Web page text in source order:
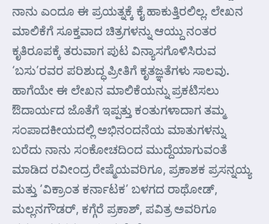
ನಾನು ಎಂದೂ ಈ ಪ್ರಯತ್ನಕ್ಕೆ ಕೈ ಹಾಕುತ್ತಿರಲಿಲ್ಲ. ಲೇಖನ
ಮಾಲಿಕೆಗೆ ಸೂಕ್ತವಾದ ಚಿತ್ರಗಳನ್ನು ಆಯ್ದು ನಂತರ
ಕೃತಿರೂಪಕ್ಕೆ ತರುವಾಗ ಪುಟ ವಿನ್ಯಾಸಗೊಳಿಸಿರುವ
‘ಬಸು’ರವರ ಪರಿಶುದ್ಧ ಪ್ರೀತಿಗೆ ಕೃತಜ್ಞತೆಗಳು ಸಾಲವು.
ಹಾಗೆಯೇ ಈ ಲೇಖನ ಮಾಲಿಕೆಯನ್ನು ಪ್ರಕಟಿಸಲು
ಔದಾರ್ಯದ ಜೊತೆಗೆ ಇಪ್ಪತ್ತು ಕಂತುಗಳಾದಾಗ ತಮ್ಮ
ಸಂಪಾದಕೀಯದಲ್ಲಿ ಅಭಿನಂದನೆಯ ಮಾತುಗಳನ್ನು
ಬರೆದು ನಾನು ಸಂಕೋಚದಿಂದ ಮುದ್ದೆಯಾಗುವಂತೆ
ಮಾಡಿದ ರವೀಂದ್ರ ರೇಷ್ಮೆಯವರಿಗೂ, ಪ್ರಕಾಶಕ ಪ್ರಸನ್ನಯ್ಯ
ಮತ್ತು ‘ವಿಕ್ರಾಂತ ಕರ್ನಾಟಕ’ ಬಳಗದ ರಾಥೋಡ್,
ಮಲ್ಲನಗೌಡರ್, ಕಗ್ಗೆರೆ ಪ್ರಕಾಶ್, ಪವಿತ್ರ ಅವರಿಗೂ